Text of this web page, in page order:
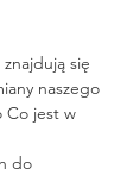
się
naszego
Co jest w
do